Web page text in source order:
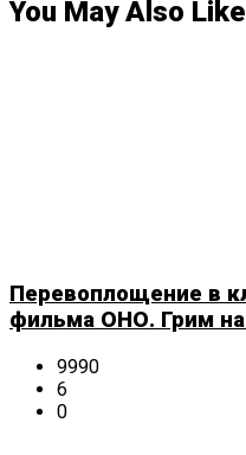
You May Also Like
Перевоплощение в
фильма ОНО. Грим
9990
6
0